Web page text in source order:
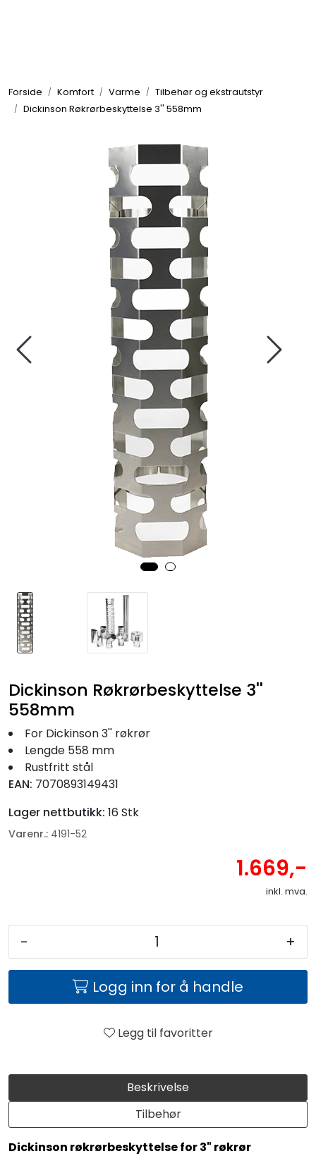
Forside Komfort Varme
Tilbehør og ekstrautstyr
Dickinson Røkrørbeskyttelse 3'' 558mm
Beskrivelse
Tilbehør
Dickinson røkrørbeskyttelse for 3" røkrør
Dickinson Røkrørbeskyttelse 3''
558mm
For Dickinson 3'' røkrør
Lengde 558 mm
Rustfritt stål
EAN: 7070893149431
Lager nettbutikk: 16 Stk
Varenr.: 4191-52
1.669,-
inkl. mva.
- +
Logg inn for å handle
Legg til favoritter
Elektrisk
Bygg/Innredning
Motor/Styring
Fritid/Sikkerhet
Båtpleie/Opplag